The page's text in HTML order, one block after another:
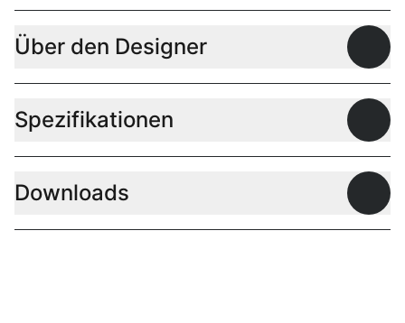
Über den Designer
Spezifikationen
Downloads